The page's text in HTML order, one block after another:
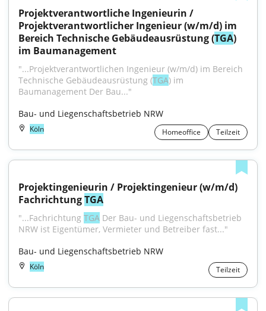
Projektverantwortliche Ingenieurin /
Projektverantwortlicher Ingenieur (w/m/d) im
Bereich Technische Gebäudeausrüstung (TGA)
im Baumanagement
"...Projektverantwortlichen Ingenieur (w/m/d) im Bereich
Technische Gebäude­ausrüstung (TGA) im
Baumanagement Der Bau..."
Bau- und Liegenschaftsbetrieb NRW
Köln Homeoffice Teilzeit
Projektingenieurin / Projektingenieur (w/m/d)
Fachrichtung TGA
"...Fachrichtung TGA Der Bau- und Liegenschaftsbetrieb
NRW ist Eigentümer, Vermieter und Betreiber fast..."
Bau- und Liegenschaftsbetrieb NRW
Köln Teilzeit